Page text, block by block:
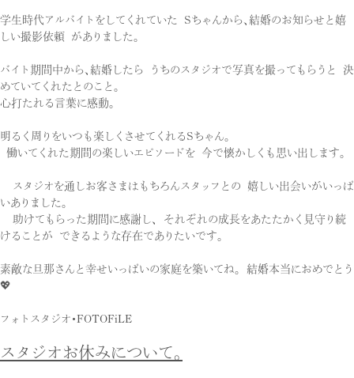
学生時代アルバイトをしてくれていた Sちゃんから、結婚のお知らせと嬉
しい撮影依頼 がありました。
バイト期間中から、結婚したら うちのスタジオで写真を撮ってもらうと 決
めていてくれたとのこと。
心打たれる言葉に感動。
明るく周りをいつも楽しくさせてくれるSちゃん。
働いてくれた期間の楽しいエピソードを 今で懐かしくも思い出します。
スタジオを通しお客さまはもちろんスタッフとの 嬉しい出会いがいっぱ
いありました。
助けてもらった期間に感謝し、 それぞれの成長をあたたかく見守り続
けることが できるような存在でありたいです。
素敵な旦那さんと幸せいっぱいの家庭を築いてね。 結婚本当におめでとう
💖
フォトスタジオ・FOTOFiLE
スタジオお休みについて。